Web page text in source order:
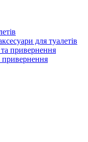
для туалетів
привернення